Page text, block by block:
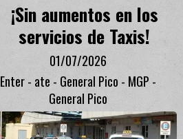
¡Sin aumentos en los
servicios de Taxis!
Enter - ate - General Pico - MGP -
General Pico
01/07/2026